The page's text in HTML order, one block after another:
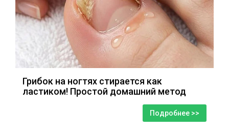
Грибок на ногтях стирается как
ластиком! Простой домашний метод
Подробнее >>